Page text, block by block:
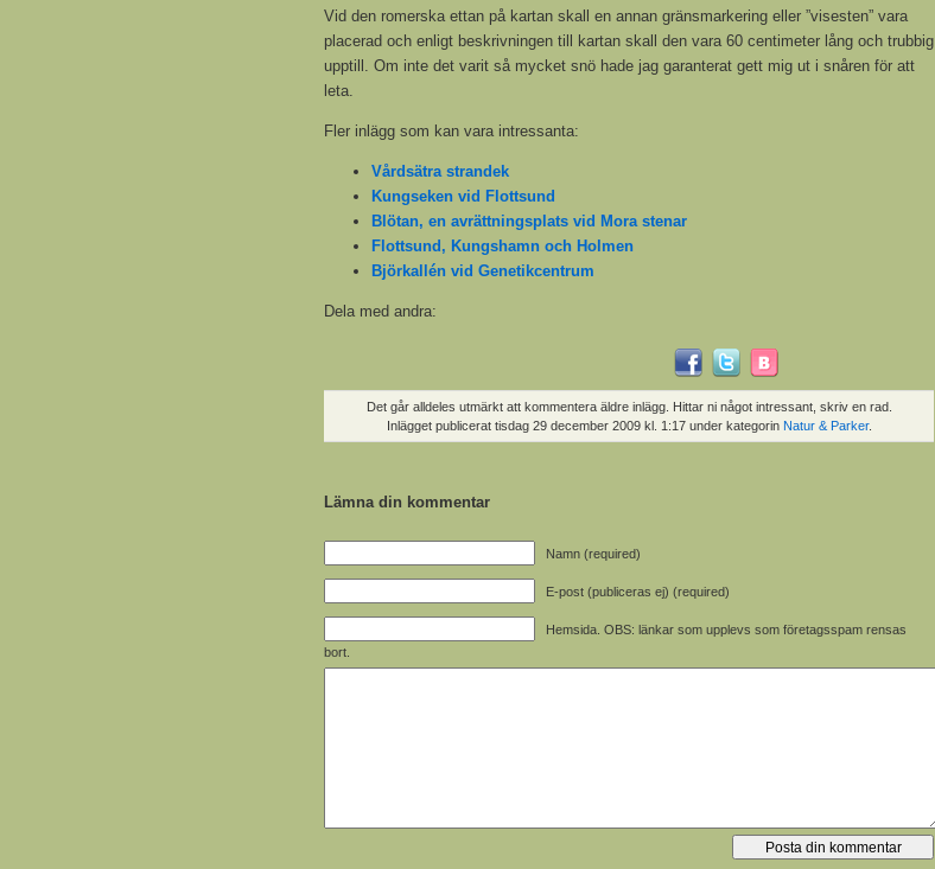
Vid den romerska ettan på kartan skall en annan gränsmarkering eller ”visesten” vara
placerad och enligt beskrivningen till kartan skall den vara 60 centimeter lång och trubbig
upptill. Om inte det varit så mycket snö hade jag garanterat gett mig ut i snåren för att
leta.
Fler inlägg som kan vara intressanta:
Vårdsätra strandek
Kungseken vid Flottsund
Blötan, en avrättningsplats vid Mora stenar
Flottsund, Kungshamn och Holmen
Björkallén vid Genetikcentrum
Dela med andra:
Det går alldeles utmärkt att kommentera äldre inlägg. Hittar ni något intressant, skriv en rad.
Inlägget publicerat tisdag 29 december 2009 kl. 1:17 under kategorin Natur & Parker.
Lämna din kommentar
Namn (required)
E-post (publiceras ej) (required)
Hemsida. OBS: länkar som upplevs som företagsspam rensas
bort.